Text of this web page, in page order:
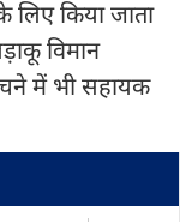
लिए किया जाता
विमान
में भी सहायक